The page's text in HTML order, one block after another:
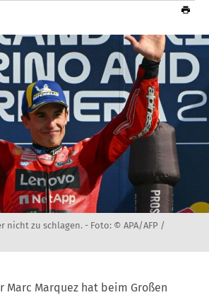
nicht zu schlagen. - Foto: © APA/AFP /
Marc Marquez hat beim Großen